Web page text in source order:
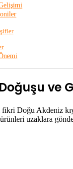
ve
Doğu Akdeniz
uzaklara